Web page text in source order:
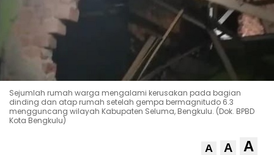
Sejumlah rumah warga mengalami kerusakan pada bagian
dinding dan atap rumah setelah gempa bermagnitudo 6.3
mengguncang wilayah Kabupaten Seluma, Bengkulu. (Dok. BPBD
Kota Bengkulu)
A A A